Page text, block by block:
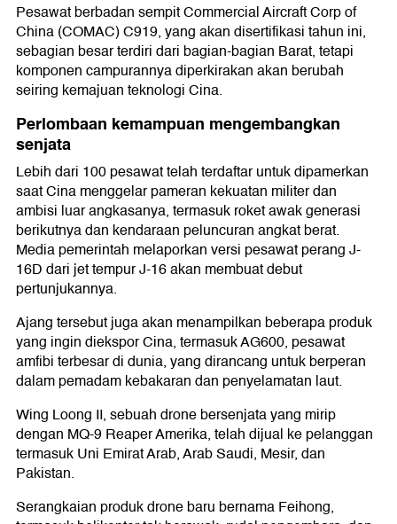
Pesawat berbadan sempit Commercial Aircraft Corp of
China (COMAC) C919, yang akan disertifikasi tahun ini,
sebagian besar terdiri dari bagian-bagian Barat, tetapi
komponen campurannya diperkirakan akan berubah
seiring kemajuan teknologi Cina.
Perlombaan kemampuan mengembangkan
senjata
Lebih dari 100 pesawat telah terdaftar untuk dipamerkan
saat Cina menggelar pameran kekuatan militer dan
ambisi luar angkasanya, termasuk roket awak generasi
berikutnya dan kendaraan peluncuran angkat berat.
Media pemerintah melaporkan versi pesawat perang J-
16D dari jet tempur J-16 akan membuat debut
pertunjukannya.
Ajang tersebut juga akan menampilkan beberapa produk
yang ingin diekspor Cina, termasuk AG600, pesawat
amfibi terbesar di dunia, yang dirancang untuk berperan
dalam pemadam kebakaran dan penyelamatan laut.
Wing Loong II, sebuah drone bersenjata yang mirip
dengan MQ-9 Reaper Amerika, telah dijual ke pelanggan
termasuk Uni Emirat Arab, Arab Saudi, Mesir, dan
Pakistan.
Serangkaian produk drone baru bernama Feihong,